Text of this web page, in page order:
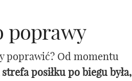
poprawy
poprawić? Od momentu
posiłku po biegu była,